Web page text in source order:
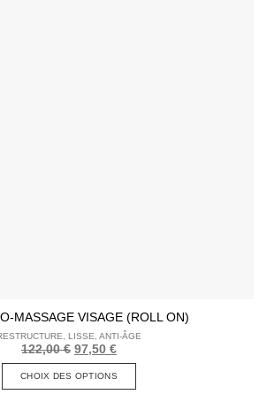
MASSAGE VISAGE (ROLL ON)
122,00€ Le
prix
initial
était :
122,00 €.
97,50 €Le
prix
actuel
est :
97,50 €.
LISSE, ANTI-ÂGE
CHOIX DES OPTIONS